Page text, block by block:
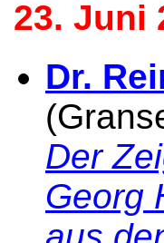
23. Juni
Dr.
Der
Georg